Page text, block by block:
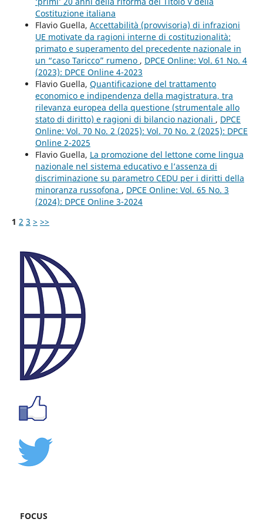
Costituzione italiana
Flavio Guella, Accettabilità (provvisoria) di infrazioni
UE motivate da ragioni interne di costituzionalità:
primato e superamento del precedente nazionale in
un “caso Taricco” rumeno , DPCE Online: Vol. 61 No. 4
(2023): DPCE Online 4-2023
Flavio Guella, Quantificazione del trattamento
economico e indipendenza della magistratura, tra
rilevanza europea della questione (strumentale allo
stato di diritto) e ragioni di bilancio nazionali , DPCE
Online: Vol. 70 No. 2 (2025): Vol. 70 No. 2 (2025): DPCE
Online 2-2025
Flavio Guella, La promozione del lettone come lingua
nazionale nel sistema educativo e l’assenza di
discriminazione su parametro CEDU per i diritti della
minoranza russofona , DPCE Online: Vol. 65 No. 3
(2024): DPCE Online 3-2024
1 2 3 > >>
FOCUS